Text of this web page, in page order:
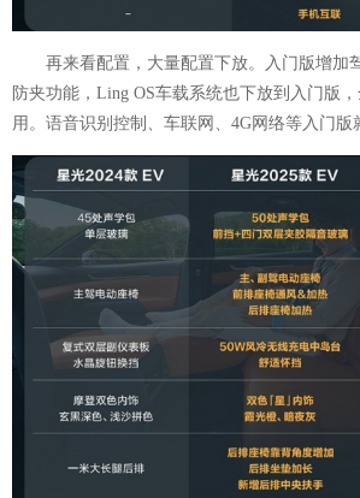
再来看配置，大量配置下放。入门版增加
防夹功能，Ling OS车载系统也下放到入门版，
用。语音识别控制、车联网、4G网络等入门版